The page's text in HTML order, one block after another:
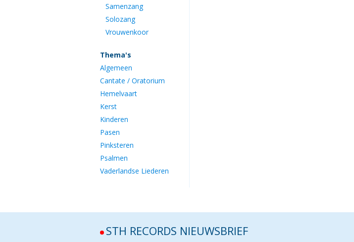
Samenzang
Solozang
Vrouwenkoor
Thema's
Algemeen
Cantate / Oratorium
Hemelvaart
Kerst
Kinderen
Pasen
Pinksteren
Psalmen
Vaderlandse Liederen
STH RECORDS NIEUWSBRIEF